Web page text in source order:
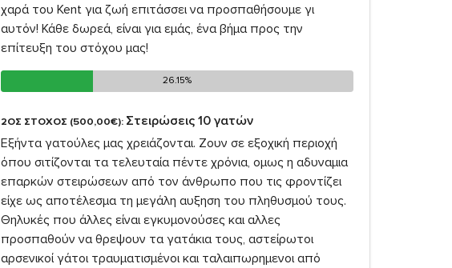
χαρά του Kent για ζωή επιτάσσει να προσπαθήσουμε γι
αυτόν! Κάθε δωρεά, είναι για εμάς, ένα βήμα προς την
επίτευξη του στόχου μας!
26.15%
26.15%
2ΟΣ ΣΤΟΧΟΣ (500,00€): Στειρώσεις 10 γατών
Εξήντα γατούλες μας χρειάζονται. Ζουν σε εξοχική περιοχή
όπου σιτίζονται τα τελευταία πέντε χρόνια, ομως η αδυναμια
επαρκών στειρώσεων από τον άνθρωπο που τις φροντίζει
είχε ως αποτέλεσμα τη μεγάλη αυξηση του πληθυσμού τους.
Θηλυκές που άλλες είναι εγκυμονούσες και αλλες
προσπαθούν να θρεψουν τα γατάκια τους, αστείρωτοι
αρσενικοί γάτοι τραυματισμένοι και ταλαιπωρημενοι από